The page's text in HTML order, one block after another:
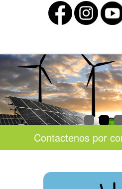
Contactenos por